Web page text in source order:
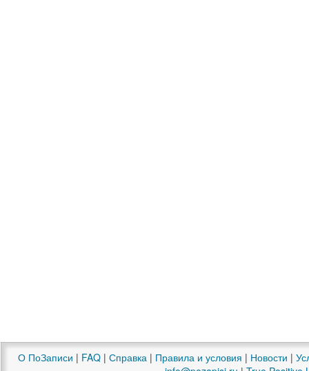
О ПоЗаписи | FAQ | Справка | Правила и условия | Новости |